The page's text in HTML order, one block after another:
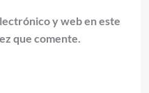
y web en este
que comente.